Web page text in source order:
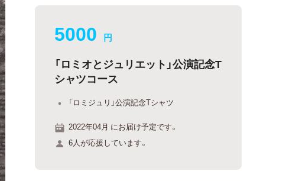
5000 円
「ロミオとジュリエット」公演記念T
シャツコース
「ロミジュリ」公演記念Tシャツ
2022年04月 にお届け予定です。
6人が応援しています。